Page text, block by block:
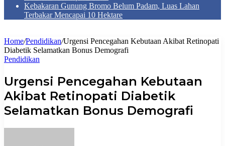
Kebakaran Gunung Bromo Belum Padam, Luas Lahan
Terbakar Mencapai 10 Hektare
Home/Pendidikan/Urgensi Pencegahan Kebutaan Akibat Retinopati
Diabetik Selamatkan Bonus Demografi
Pendidikan
Urgensi Pencegahan Kebutaan
Akibat Retinopati Diabetik
Selamatkan Bonus Demografi